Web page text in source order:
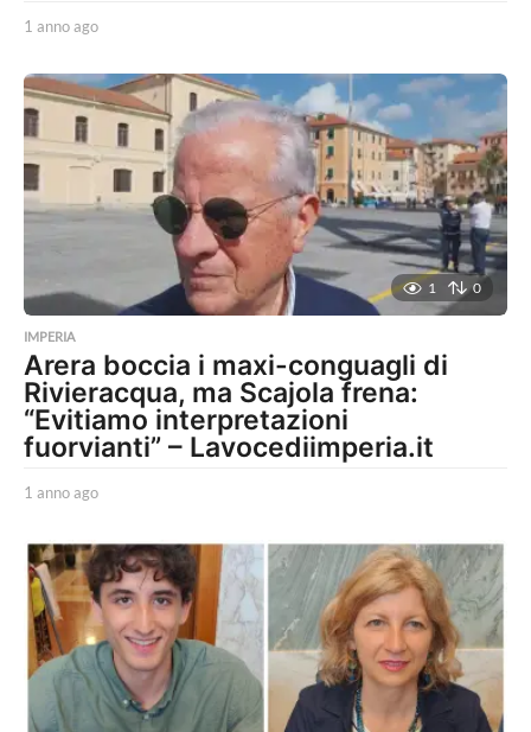
1 anno ago
n
n
o
g
1 0
IMPERIA
Arera boccia i maxi-conguagli di
Rivieracqua, ma Scajola frena:
“Evitiamo interpretazioni
fuorvianti” – Lavocediimperia.it
1 anno ago
n
o
a
g
o